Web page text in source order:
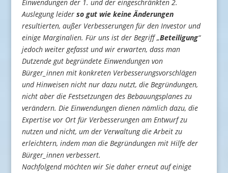
Einwendungen der 1. und der eingeschränkten 2.
Auslegung leider so gut wie keine Änderungen
resultierten, außer Verbesserungen für den Investor und
einige Marginalien. Für uns ist der Begriff „Beteiligung“
jedoch weiter gefasst und wir erwarten, dass man
Dutzende gut begründete Einwendungen von
Bürger_innen mit konkreten Verbesserungsvorschlägen
und Hinweisen nicht nur dazu nutzt, die Begründungen,
nicht aber die Festsetzungen des Bebauungsplanes zu
verändern. Die Einwendungen dienen nämlich dazu, die
Expertise vor Ort für Verbesserungen am Entwurf zu
nutzen und nicht, um der Verwaltung die Arbeit zu
erleichtern, indem man die Begründungen mit Hilfe der
Bürger_innen verbessert.
Nachfolgend möchten wir Sie daher erneut auf einige